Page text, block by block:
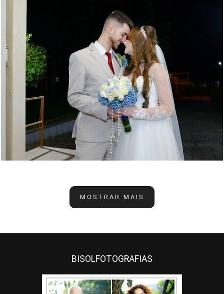
MOSTRAR MAIS
BISOLFOTOGRAFIAS